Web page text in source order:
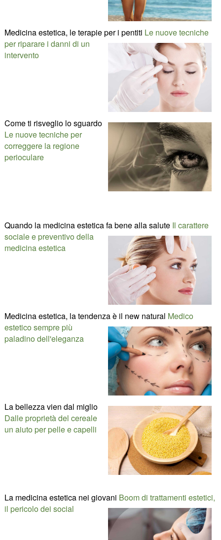
Medicina estetica, le terapie per i pentiti Le nuove tecniche
per riparare i danni di un
intervento
Come ti risveglio lo sguardo
Le nuove tecniche per
correggere la regione
perioculare
Quando la medicina estetica fa bene alla salute Il carattere
sociale e preventivo della
medicina estetica
Medicina estetica, la tendenza è il new natural Medico
estetico sempre più
paladino dell'eleganza
La bellezza vien dal miglio
Dalle proprietà del cereale
un aiuto per pelle e capelli
La medicina estetica nei giovani Boom di trattamenti estetici,
il pericolo dei social